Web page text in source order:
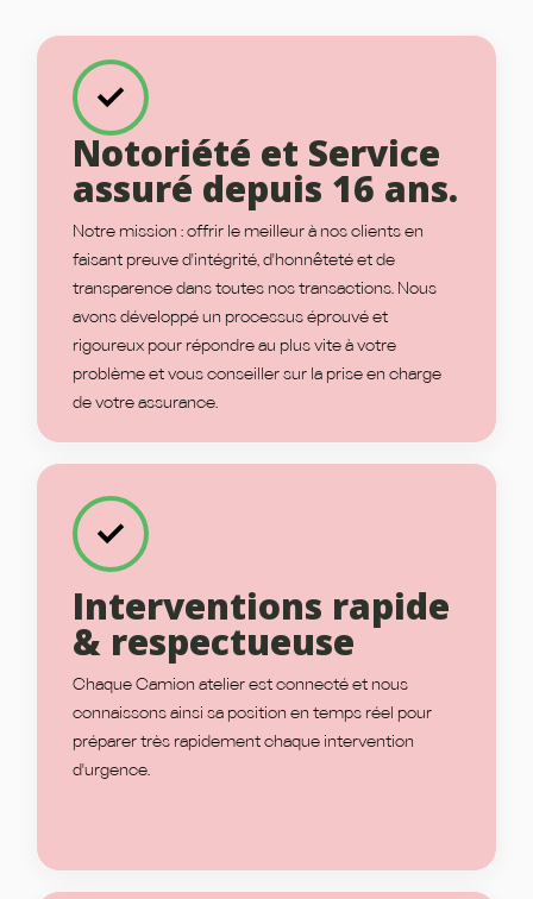
Notoriété et Service
assuré depuis 16 ans.
Notre mission : offrir le meilleur à nos clients en
faisant preuve d'intégrité, d'honnêteté et de
transparence dans toutes nos transactions. Nous
avons développé un processus éprouvé et
rigoureux pour répondre au plus vite à votre
problème et vous conseiller sur la prise en charge
de votre assurance.
Interventions rapide
& respectueuse
Chaque Camion atelier est connecté et nous
connaissons ainsi sa position en temps réel pour
préparer très rapidement chaque intervention
d'urgence.